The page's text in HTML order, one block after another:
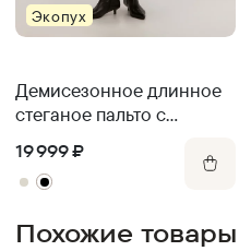
Экопух
Демисезонное длинное
стеганое пальто с
19 999 ₽
Похожие товары